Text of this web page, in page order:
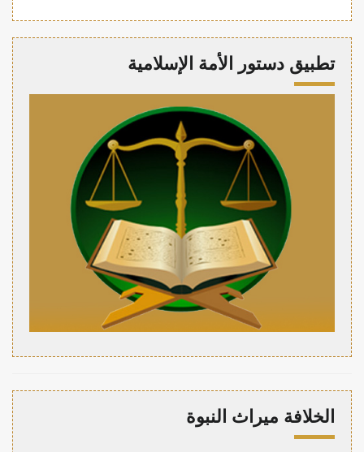
تطبيق دستور الأمة الإسلامية
الخلافة ميراث النبوة